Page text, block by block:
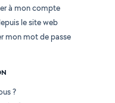
à mon compte
le site web
mon mot de passe
?